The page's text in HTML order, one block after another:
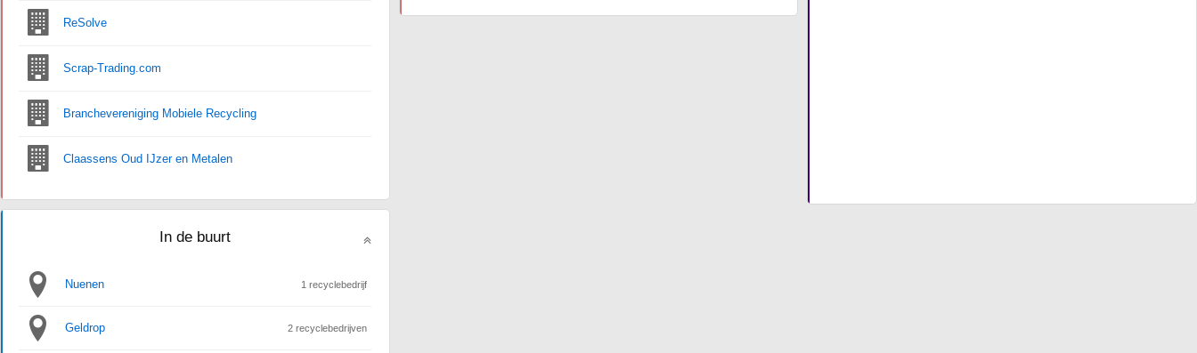
ReSolve
Scrap-Trading.com
Branchevereniging Mobiele Recycling
Claassens Oud IJzer en Metalen
In de buurt
Nuenen 1 recyclebedrijf
Geldrop 2 recyclebedrijven